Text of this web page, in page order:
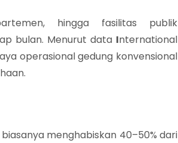
hingga fasilitas publik
bulan. Menurut data International
operasional gedung konvensional
.
biasanya menghabiskan 40–50% dari